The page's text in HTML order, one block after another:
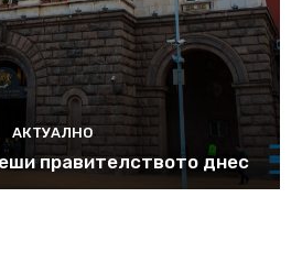
АКТУАЛНО
правителството днес